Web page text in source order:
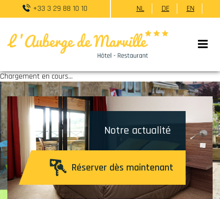
+33 3 29 88 10 10 NL DE EN
Chargement en cours...
Notre actualité
Réserver dès maintenant